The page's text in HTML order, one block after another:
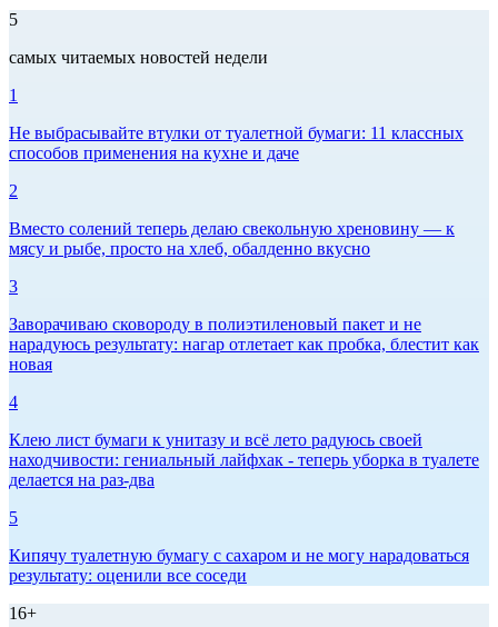
5
самых читаемых новостей недели
1
Не выбрасывайте втулки от туалетной бумаги: 11 классных
способов применения на кухне и даче
2
Вместо солений теперь делаю свекольную хреновину — к
мясу и рыбе, просто на хлеб, обалденно вкусно
3
Заворачиваю сковороду в полиэтиленовый пакет и не
нарадуюсь результату: нагар отлетает как пробка, блестит как
новая
4
Клею лист бумаги к унитазу и всё лето радуюсь своей
находчивости: гениальный лайфхак - теперь уборка в туалете
делается на раз-два
5
Кипячу туалетную бумагу с сахаром и не могу нарадоваться
результату: оценили все соседи
16+